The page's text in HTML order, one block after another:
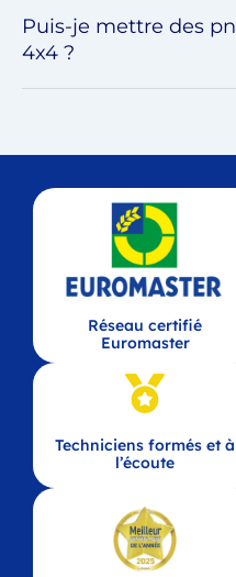
Puis-je mettre des
4x4 ?
Réseau certifié
Euromaster
Techniciens formés et à
l’écoute